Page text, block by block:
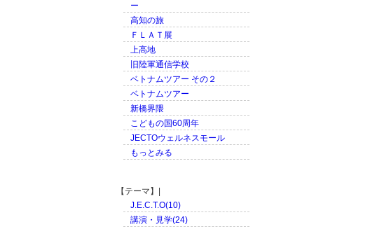
ー
高知の旅
ＦＬＡＴ展
上高地
旧陸軍通信学校
ベトナムツアー その２
ベトナムツアー
新橋界隈
こどもの国60周年
JECTOウェルネスモール
もっとみる
【テーマ】|
J.E.C.T.O(10)
講演・見学(24)